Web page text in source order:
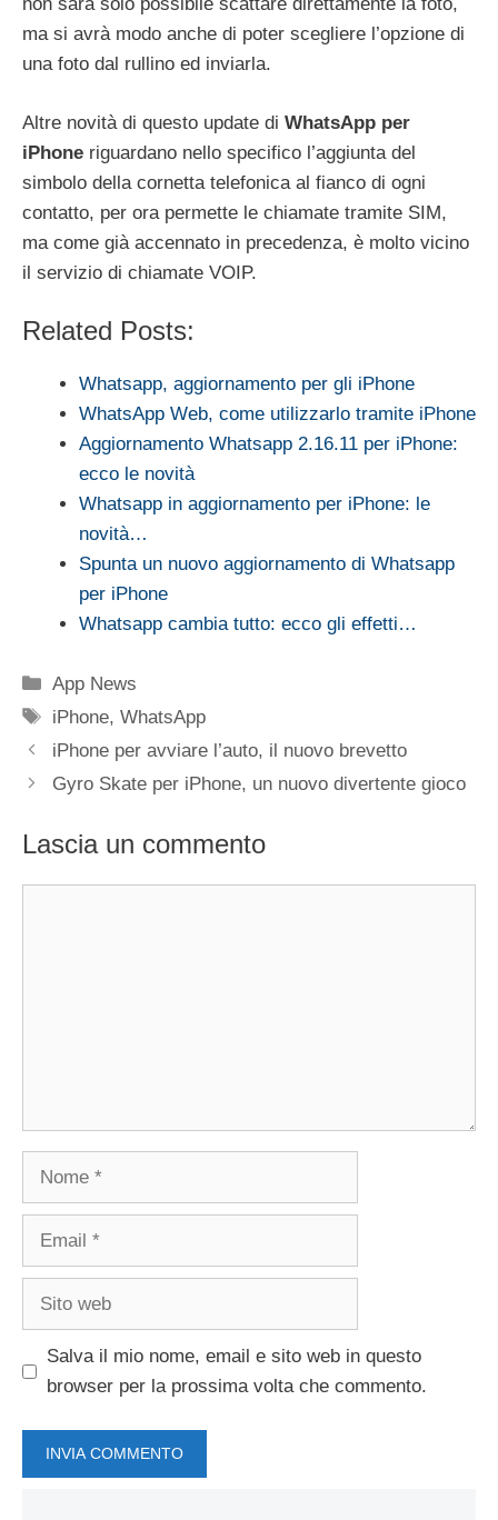
non sarà solo possibile scattare direttamente la foto,
ma si avrà modo anche di poter scegliere l’opzione di
una foto dal rullino ed inviarla.
Altre novità di questo update di WhatsApp per
iPhone riguardano nello specifico l’aggiunta del
simbolo della cornetta telefonica al fianco di ogni
contatto, per ora permette le chiamate tramite SIM,
ma come già accennato in precedenza, è molto vicino
il servizio di chiamate VOIP.
Related Posts:
Whatsapp, aggiornamento per gli iPhone
WhatsApp Web, come utilizzarlo tramite iPhone
Aggiornamento Whatsapp 2.16.11 per iPhone:
ecco le novità
Whatsapp in aggiornamento per iPhone: le
novità…
Spunta un nuovo aggiornamento di Whatsapp
per iPhone
Whatsapp cambia tutto: ecco gli effetti…
Categorie
App News
Tag
iPhone,WhatsApp
iPhone per avviare l’auto, il nuovo brevetto
Gyro Skate per iPhone, un nuovo divertente gioco
Lascia un commento
Nome
Email
Sito
Salva il mio nome, email e sito web in questo
browser per la prossima volta che commento.